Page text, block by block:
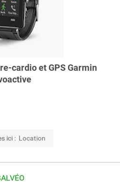
cardio et GPS Garmin
ici : Location